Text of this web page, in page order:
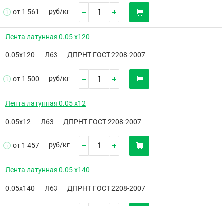
от 1 561 руб/кг
Лента латунная 0.05 х120
0.05х120 Л63 ДПРНТ ГОСТ 2208-2007
от 1 500 руб/кг
Лента латунная 0.05 х12
0.05х12 Л63 ДПРНТ ГОСТ 2208-2007
от 1 457 руб/кг
Лента латунная 0.05 х140
0.05х140 Л63 ДПРНТ ГОСТ 2208-2007